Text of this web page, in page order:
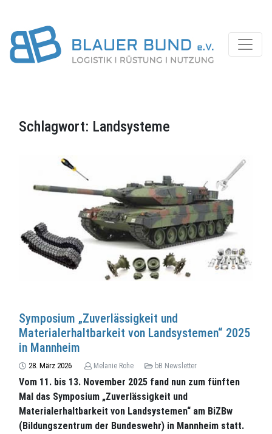
Schlagwort: Landsysteme
Symposium „Zuverlässigkeit und
Materialerhaltbarkeit von Landsystemen“ 2025
in Mannheim
28. März 2026 Melanie Rohe bB Newsletter
Vom 11. bis 13. November 2025 fand nun zum fünften
Mal das Symposium „Zuverlässigkeit und
Materialerhaltbarkeit von Landsystemen“ am BiZBw
(Bildungszentrum der Bundeswehr) in Mannheim statt.